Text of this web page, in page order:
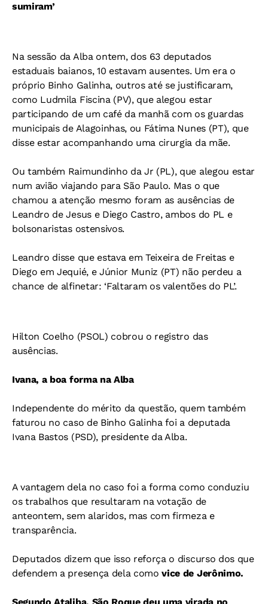
sumiram’
Na sessão da Alba ontem, dos 63 deputados
estaduais baianos, 10 estavam ausentes. Um era o
próprio Binho Galinha, outros até se justificaram,
como Ludmila Fiscina (PV), que alegou estar
participando de um café da manhã com os guardas
municipais de Alagoinhas, ou Fátima Nunes (PT), que
disse estar acompanhando uma cirurgia da mãe.
Ou também Raimundinho da Jr (PL), que alegou estar
num avião viajando para São Paulo. Mas o que
chamou a atenção mesmo foram as ausências de
Leandro de Jesus e Diego Castro, ambos do PL e
bolsonaristas ostensivos.
Leandro disse que estava em Teixeira de Freitas e
Diego em Jequié, e Júnior Muniz (PT) não perdeu a
chance de alfinetar: ‘Faltaram os valentões do PL’.
Hilton Coelho (PSOL) cobrou o registro das
ausências.
Ivana, a boa forma na Alba
Independente do mérito da questão, quem também
faturou no caso de Binho Galinha foi a deputada
Ivana Bastos (PSD), presidente da Alba.
A vantagem dela no caso foi a forma como conduziu
os trabalhos que resultaram na votação de
anteontem, sem alaridos, mas com firmeza e
transparência.
Deputados dizem que isso reforça o discurso dos que
defendem a presença dela comovice de Jerônimo.